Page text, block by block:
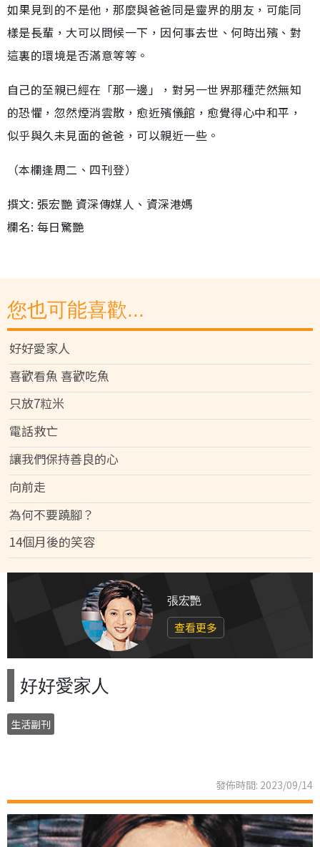
如果見到的不是他，那麼與爸爸同是靈界的朋友，可能同
樣是長輩，大可以問候一下，因何事去世、何時出殯、對
這裏的環境是否滿意等等。
自己的至親已經在「那一邊」，對另一世界那種茫然無知
的恐懼，忽然煙消雲散，愈近殯儀館，愈覺得心中和平，
似乎與久未見面的爸爸，可以親近一些。
（本欄逢周二、四刊登）
撰文: 張宏艷 資深傳媒人、資深港媽
欄名: 每日驚艷
您也可能喜歡...
好好愛家人
喜歡看魚 喜歡吃魚
只放7粒米
電話救亡
讓我們保持善良的心
向前走
為何不要蹺腳？
14個月後的笑容
張宏艷
查看更多
好好愛家人
生活副刊
發佈時間: 2023/09/14